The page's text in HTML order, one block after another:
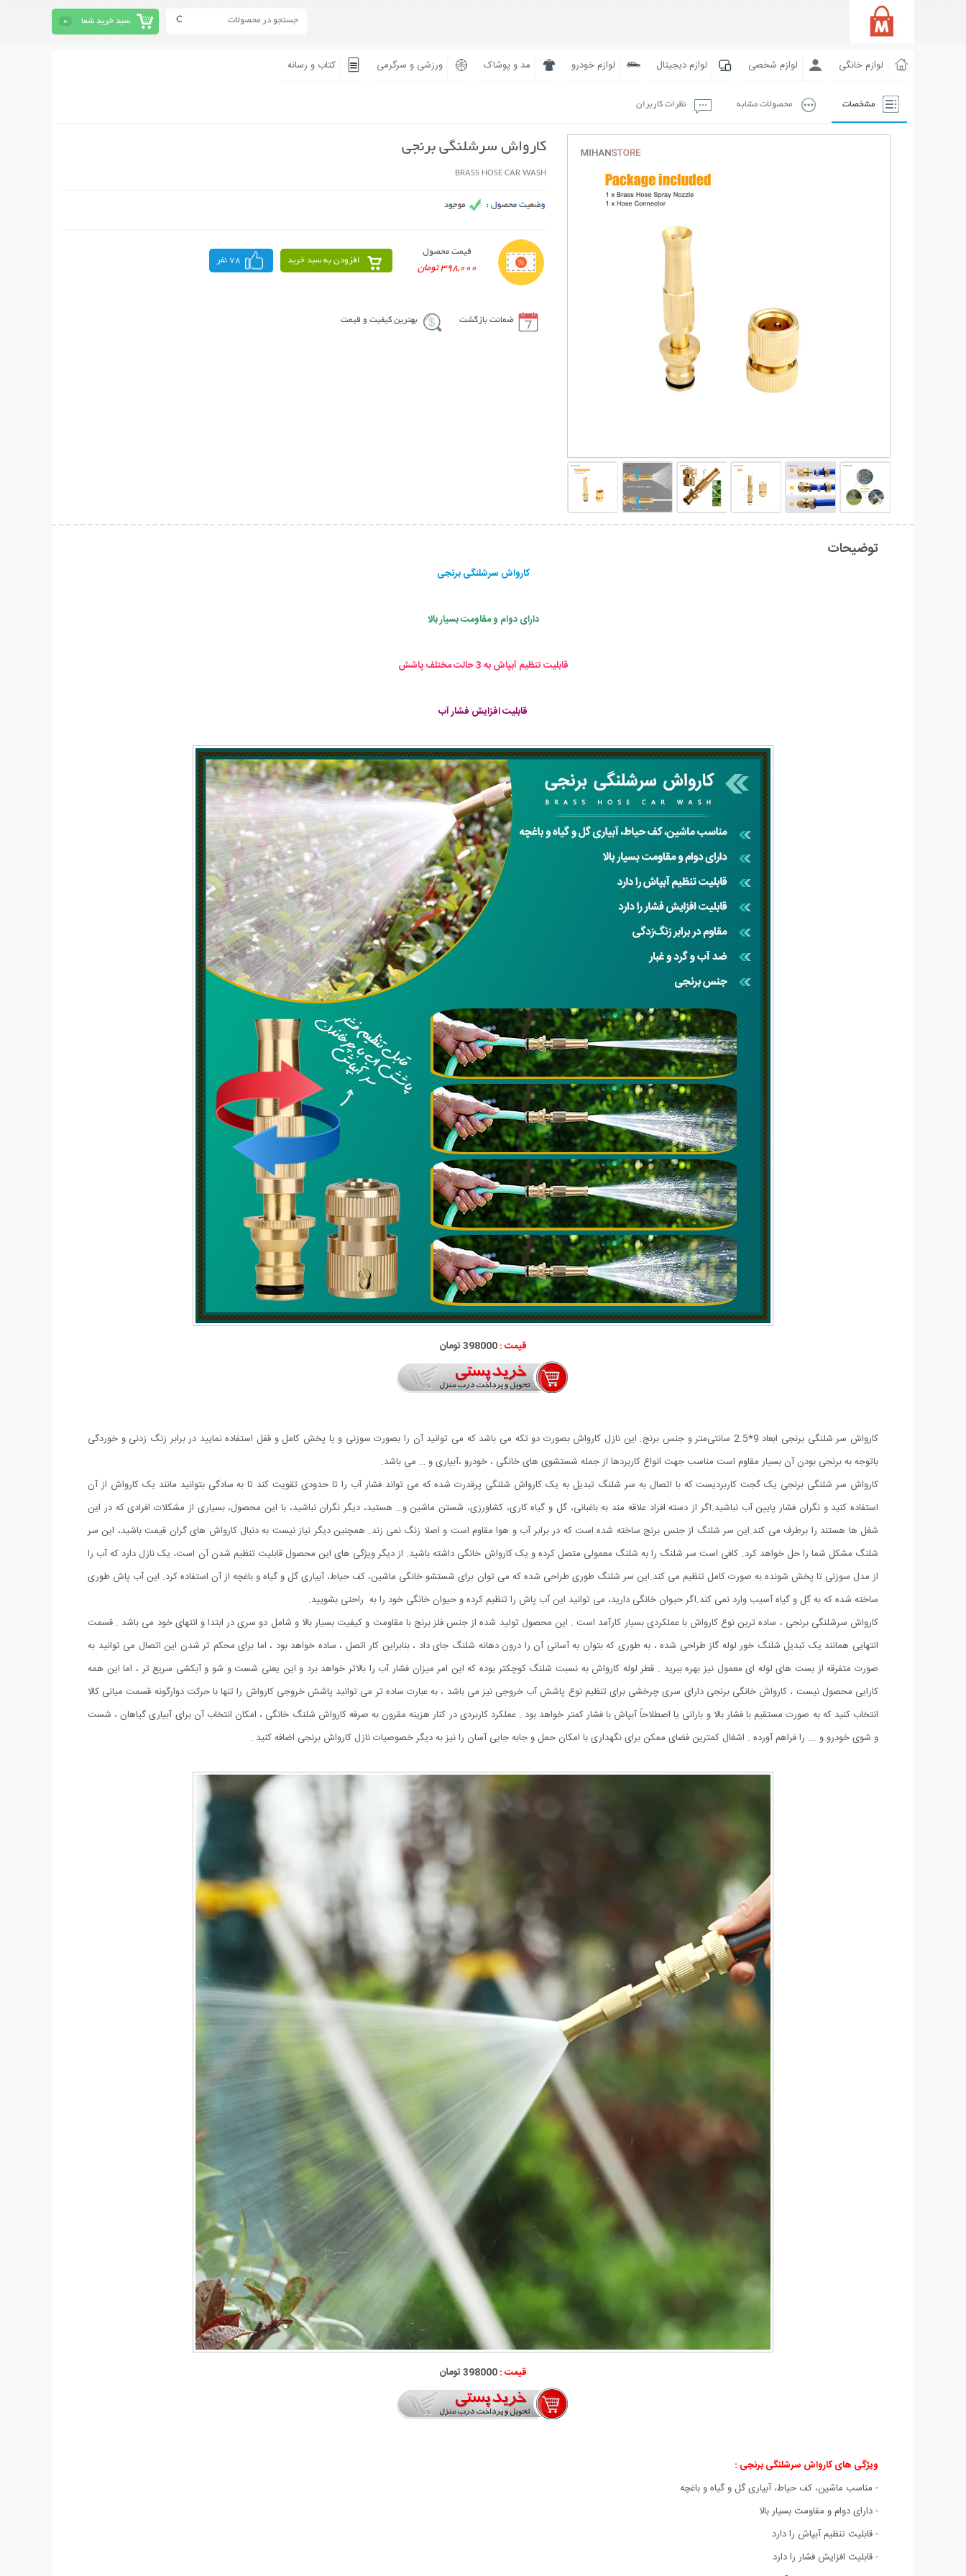
سبد خرید شما 0
لوازم خانگی لوازم شخصی لوازم دیجیتال لوازم خودرو مد و پوشاک ورزشی و سرگرمی کتاب و رسانه
مشخصات محصولات مشابه نظرات کاربران
کارواش سرشلنگی برنجی
BRASS HOSE CAR WASH
قیمت محصول
398,000 تومان
افزودن به سبد خرید 78 نفر
ضمانت بازگشت بهترین کیفیت و قیمت
توضیحات
کارواش سرشلنگی برنجی
دارای دوام و مقاومت بسیار بالا
قابلیت تنظیم آبپاش به 3 حالت مختلف پاشش
قابلیت افزایش فشار آب
قیمت :398000 تومان
کارواش سر شلنگی برنجی ابعاد 9*2.5 سانتی‌متر و جنس برنج. این نازل کارواش بصورت دو تکه می باشد که می توانید آن را بصورت سوزنی و یا پخش کامل و قفل استفاده نمایید در برابر زنگ زدنی و خوردگی
باتوجه به برنجی بودن آن بسیار مقاوم است مناسب جهت انواع کاربردها از جمله شستشوی های خانگی ، خودرو ،آبیاری و … می باشد.
کارواش سر شلنگی برنجی یک گجت کاربردیست که با اتصال به سر شلنگ تبدیل به یک کارواش شلنگی پرقدرت شده که می تواند فشار آب را تا حدودی تقویت کند تا به سادگی بتوانید مانند یک کارواش از آن
استفاده کنید و نگران فشار پایین آب نباشید.اگر از دسته افراد علاقه مند به باغبانی، گل و گیاه کاری، کشاورزی، شستن ماشین و… هستید، دیگر نگران نباشید، با این محصول، بسیاری از مشکلات افرادی که در این
شغل ها هستند را برطرف می کند.این سر شلنگ از جنس برنج ساخته شده است که در برابر آب و هوا مقاوم است و اصلا زنگ نمی زند. همچنین دیگر نیاز نیست به دنبال کارواش های گران قیمت باشید، این سر
شلنگ مشکل شما را حل خواهد کرد. کافی است سر شلنگ را به شلنگ معمولی متصل کرده و یک کارواش خانگی داشته باشید. از دیگر ویژگی های این محصول قابلیت تنظیم شدن آن است، یک نازل دارد که آب را
از مدل سوزنی تا پخش شونده به صورت کامل تنظیم می کند.این سر شلنگ طوری طراحی شده که می توان برای شستشو خانگی ماشین، کف حیاط، آبیاری گل و گیاه و باغچه از آن استفاده کرد. این آب پاش طوری
ساخته شده که به گل و گیاه آسیب وارد نمی کند.اگر حیوان خانگی دارید، می توانید این آب پاش را تنظیم کرده و حیوان خانگی خود را به راحتی بشویید.
کارواش سرشلنگی برنجی ، ساده ترین نوع کارواش با عملکردی بسیار کارآمد است . این محصول تولید شده از جنس فلز برنج با مقاومت و کیفیت بسیار بالا و شامل دو سری در ابتدا و انتهای خود می باشد . قسمت
انتهایی همانند یک تبدیل شلنگ خور لوله گاز طراحی شده ، به طوری که بتوان به آسانی آن را درون دهانه شلنگ جای داد ، بنابراین کار اتصل ، ساده خواهد بود ، اما برای محکم تر شدن این اتصال می توانید به
صورت متفرقه از بست های لوله ای معمول نیز بهره ببرید . قطر لوله کارواش به نسبت شلنگ کوچکتر بوده که این امر میزان فشار آب را بالاتر خواهد برد و این یعنی شست و شو و آبکشی سریع تر ، اما این همه
کارایی محصول نیست ، کارواش خانگی برنجی دارای سری چرخشی برای تنظیم نوع پاشش آب خروجی نیز می باشد ، به عبارت ساده تر می توانید پاشش خروجی کارواش را تنها با حرکت دوارگونه قسمت میانی کالا
انتخاب کنید که به صورت مستقیم با فشار بالا و بارانی یا اصطلاحاً آبپاش با فشار کمتر خواهد بود . عملکرد کاربردی در کنار هزینه مقرون به صرفه کارواش شلنگ خانگی ، امکان انتخاب آن برای آبیاری گیاهان ، شست
و شوی خودرو و ... را فراهم آورده . اشغال کمترین فضای ممکن برای نگهداری با امکان حمل و جابه جایی آسان را نیز به دیگر خصوصیات نازل کارواش برنجی اضافه کنید .
قیمت :398000 تومان
ویژگی های کارواش سرشلنگی برنجی :
- مناسب ماشین، کف حیاط، آبیاری گل و گیاه و باغچه
- دارای دوام و مقاومت بسیار بالا
- قابلیت تنظیم آبپاش را دارد
- قابلیت افزایش فشار را دارد